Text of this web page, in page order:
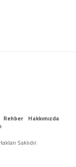
Rehber
Hakkımızda
Saklıdır.